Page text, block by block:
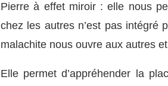
Pierre à effet miroir : elle nous
chez les autres n’est pas intégré
malachite nous ouvre aux autres
Elle permet d’appréhender la